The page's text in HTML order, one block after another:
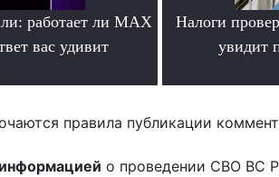
работает ли MAX
вас удивит
Налоги
увидит
правила публикации
о проведении СВО ВС